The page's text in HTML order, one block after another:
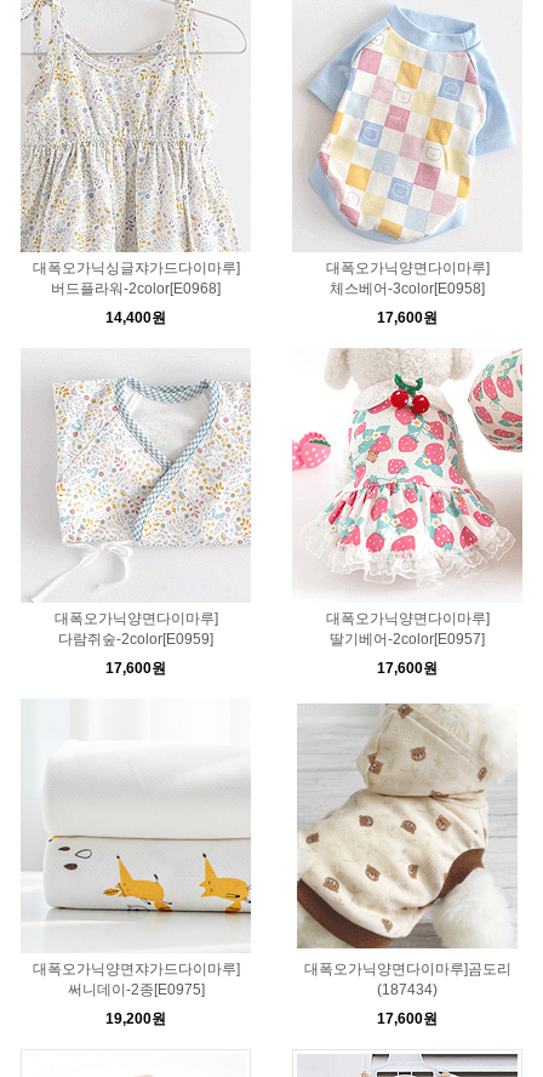
대폭오가닉싱글쟈가드다이마루]
버드플라워-2color[E0968]
14,400원
대폭오가닉양면다이마루]
체스베어-3color[E0958]
17,600원
대폭오가닉양면다이마루]
다람쥐숲-2color[E0959]
17,600원
대폭오가닉양면다이마루]
딸기베어-2color[E0957]
17,600원
대폭오가닉양면쟈가드다이마루]
써니데이-2종[E0975]
19,200원
대폭오가닉양면다이마루]곰도리
(187434)
17,600원